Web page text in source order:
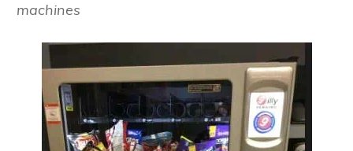
machines